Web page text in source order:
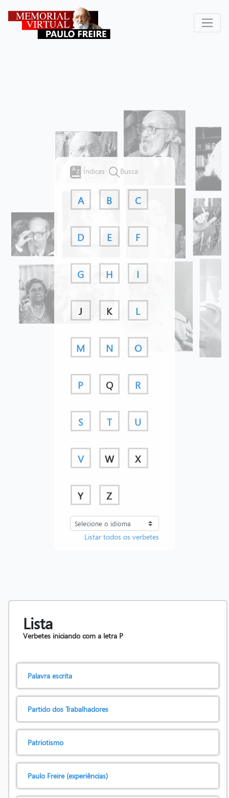
Índices Busca
A B C
D E F
G H I
J K L
M N O
P Q R
S T U
V W X
Y Z
Listar todos os verbetes
Lista
Verbetes iniciando com a letra P
Palavra escrita
Partido dos Trabalhadores
Patriotismo
Paulo Freire (experiências)